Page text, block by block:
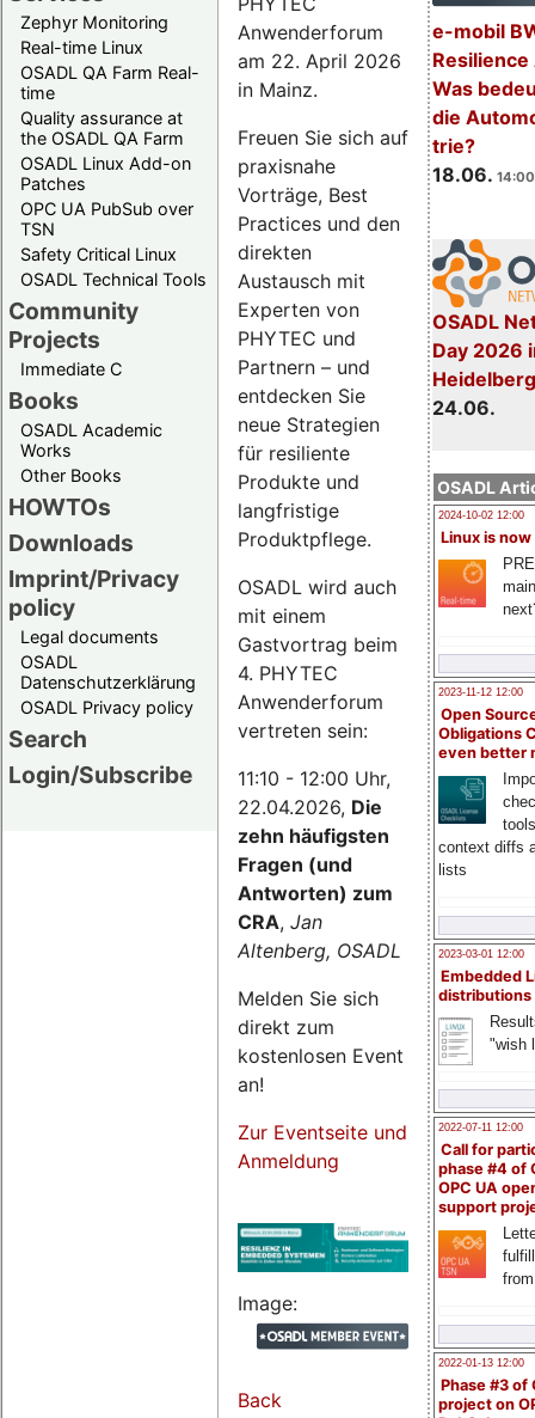
Zephyr Monitoring
Real-time Linux
OSADL QA Farm Real-
time
Quality assurance at
the OSADL QA Farm
OSADL Linux Add-on
Patches
OPC UA PubSub over
TSN
Safety Critical Linux
OSADL Technical Tools
Community
Projects
Immediate C
Books
OSADL Academic
Works
Other Books
HOWTOs
Downloads
Imprint/Privacy
policy
Legal documents
OSADL
Datenschutzerklärung
OSADL Privacy policy
Search
Login/Subscribe
e-mobil
Resilience
Was
die
trie?
18.06.
OSADL
Day 2026
24.06.
OSADL
2024-10-02 12:00
Linux is now
2023-11-12 12:00
Open
Obligations
even better
context diffs
lists
2023-03-01 12:00
Embedded
distributions
"wish
2022-07-11 12:00
Call for
phase #4 of
OPC UA
support
2022-01-13 12:00
Phase #3 of
project on
Anwenderforum
am 22. April 2026
in Mainz.
Freuen Sie sich auf
praxisnahe
Vorträge, Best
Practices und den
direkten
Austausch mit
Experten von
PHYTEC und
Partnern – und
entdecken Sie
neue Strategien
für resiliente
Produkte und
langfristige
Produktpflege.
OSADL wird auch
mit einem
Gastvortrag beim
4. PHYTEC
Anwenderforum
vertreten sein:
11:10 - 12:00 Uhr,
22.04.2026, Die
zehn häufigsten
Fragen (und
Antworten) zum
CRA, Jan
Altenberg, OSADL
Melden Sie sich
direkt zum
kostenlosen Event
an!
Zur Eventseite und
Anmeldung
Image:
Back